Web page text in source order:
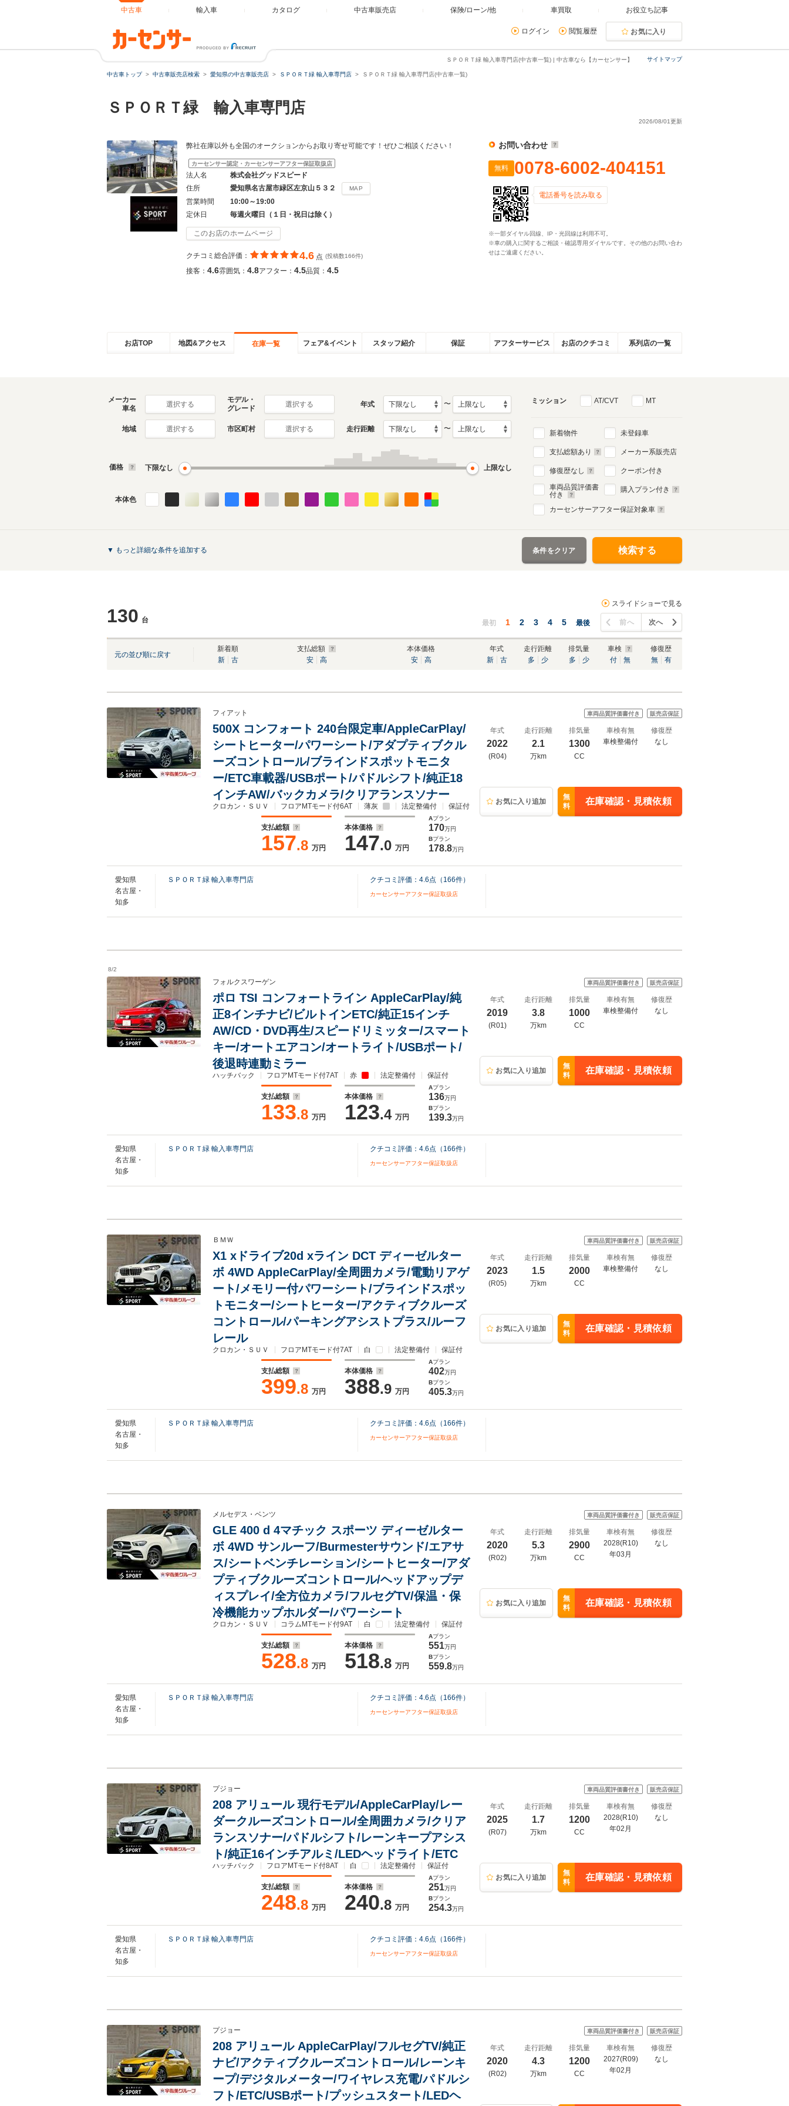
中古車 輸入車 カタログ 中古車販売店 保険/ローン/他 車買取 お役立ち記事
ログイン 閲覧履歴 お気に入り
サイトマップ
ＳＰＯＲＴ緑 輸入車専門店(中古車一覧) | 中古車なら【カーセンサー】
中古車トップ 中古車販売店検索 愛知県の中古車販売店 ＳＰＯＲＴ緑 輸入車専門店 ＳＰＯＲＴ緑 輸入車専門店(中古車一覧)
ＳＰＯＲＴ緑 輸入車専門店
2026/08/01更新
弊社在庫以外も全国のオークションからお取り寄せ可能です！ぜひご相談ください！
カーセンサー認定・カーセンサーアフター保証取扱店
法人名
株式会社グッドスピード
住所
愛知県名古屋市緑区左京山５３２ MAP
営業時間
10:00～19:00
定休日
毎週火曜日（１日・祝日は除く）
このお店のホームページ
クチコミ総合評価： 4.6 点 (投稿数166件)
接客： 4.6雰囲気： 4.8アフター： 4.5品質： 4.5
お問い合わせ
無料 0078-6002-404151
電話番号を読み取る
※一部ダイヤル回線、IP・光回線は利用不可。
※車の購入に関するご相談・確認専用ダイヤルです。その他のお問い合わ
せはご遠慮ください。
お店TOP 地図&アクセス 在庫一覧 フェア&イベント スタッフ紹介 保証 アフターサービス お店のクチコミ 系列店の一覧
メーカー
車名
選択する
モデル・
グレード
選択する 年式 〜
地域 選択する 市区町村 選択する 走行距離 〜
価格 下限なし 上限なし
本体色
ミッション AT/CVT MT
新着物件
支払総額あり
修復歴なし
車両品質評価書
付き
未登録車
メーカー系販売店
クーポン付き
購入プラン付き
カーセンサーアフター保証対象車
▼ もっと詳細な条件を追加する 条件をクリア 検索する
130 台
スライドショーで見る
最初 1 2 3 4 5 最後 前へ 次へ
元の並び順に戻す
新着順
新
古
支払総額
安
高
本体価格
安
高
年式
新
古
走行距離
多
少
排気量
多
少
車検
付
無
修復歴
無
有
フィアット
500X コンフォート 240台限定車/AppleCarPlay/
シートヒーター/パワーシート/アダプティブクル
ーズコントロール/ブラインドスポットモニタ
ー/ETC車載器/USBポート/パドルシフト/純正18
インチAW/バックカメラ/クリアランスソナー
クロカン・ＳＵＶ フロアMTモード付6AT 薄灰 法定整備付 保証付
支払総額
157.8 万円
本体価格
147.0 万円
Aプラン
170万円
Bプラン
178.8万円
車両品質評価書付き 販売店保証
年式
2022
(R04)
走行距離
2.1
万km
排気量
1300
CC
車検有無
車検整備付
修復歴
なし
お気に入り追加
無
料
在庫確認・見積依頼
愛知県
名古屋・
知多
ＳＰＯＲＴ緑 輸入車専門店 クチコミ評価： 4.6点（ 166件）
カーセンサーアフター保証取扱店
8/2
フォルクスワーゲン
ポロ TSI コンフォートライン AppleCarPlay/純
正8インチナビ/ビルトインETC/純正15インチ
AW/CD・DVD再生/スピードリミッター/スマート
キー/オートエアコン/オートライト/USBポート/
後退時連動ミラー
ハッチバック フロアMTモード付7AT 赤 法定整備付 保証付
支払総額
133.8 万円
本体価格
123.4 万円
Aプラン
136万円
Bプラン
139.3万円
車両品質評価書付き 販売店保証
年式
2019
(R01)
走行距離
3.8
万km
排気量
1000
CC
車検有無
車検整備付
修復歴
なし
お気に入り追加
無
料
在庫確認・見積依頼
愛知県
名古屋・
知多
ＳＰＯＲＴ緑 輸入車専門店 クチコミ評価： 4.6点（ 166件）
カーセンサーアフター保証取扱店
ＢＭＷ
X1 xドライブ20d xライン DCT ディーゼルター
ボ 4WD AppleCarPlay/全周囲カメラ/電動リアゲ
ート/メモリー付パワーシート/ブラインドスポッ
トモニター/シートヒーター/アクティブクルーズ
コントロール/パーキングアシストプラス/ルーフ
レール
クロカン・ＳＵＶ フロアMTモード付7AT 白 法定整備付 保証付
支払総額
399.8 万円
本体価格
388.9 万円
Aプラン
402万円
Bプラン
405.3万円
車両品質評価書付き 販売店保証
年式
2023
(R05)
走行距離
1.5
万km
排気量
2000
CC
車検有無
車検整備付
修復歴
なし
お気に入り追加
無
料
在庫確認・見積依頼
愛知県
名古屋・
知多
ＳＰＯＲＴ緑 輸入車専門店 クチコミ評価： 4.6点（ 166件）
カーセンサーアフター保証取扱店
メルセデス・ベンツ
GLE 400 d 4マチック スポーツ ディーゼルター
ボ 4WD サンルーフ/Burmesterサウンド/エアサ
ス/シートベンチレーション/シートヒーター/アダ
プティブクルーズコントロール/ヘッドアップデ
ィスプレイ/全方位カメラ/フルセグTV/保温・保
冷機能カップホルダー/パワーシート
クロカン・ＳＵＶ コラムMTモード付9AT 白 法定整備付 保証付
支払総額
528.8 万円
本体価格
518.8 万円
Aプラン
551万円
Bプラン
559.8万円
車両品質評価書付き 販売店保証
年式
2020
(R02)
走行距離
5.3
万km
排気量
2900
CC
車検有無
2028(R10)
年03月
修復歴
なし
お気に入り追加
無
料
在庫確認・見積依頼
愛知県
名古屋・
知多
ＳＰＯＲＴ緑 輸入車専門店 クチコミ評価： 4.6点（ 166件）
カーセンサーアフター保証取扱店
プジョー
208 アリュール 現行モデル/AppleCarPlay/レー
ダークルーズコントロール/全周囲カメラ/クリア
ランスソナー/パドルシフト/レーンキープアシス
ト/純正16インチアルミ/LEDヘッドライト/ETC
ハッチバック フロアMTモード付8AT 白 法定整備付 保証付
支払総額
248.8 万円
本体価格
240.8 万円
Aプラン
251万円
Bプラン
254.3万円
車両品質評価書付き 販売店保証
年式
2025
(R07)
走行距離
1.7
万km
排気量
1200
CC
車検有無
2028(R10)
年02月
修復歴
なし
お気に入り追加
無
料
在庫確認・見積依頼
愛知県
名古屋・
知多
ＳＰＯＲＴ緑 輸入車専門店 クチコミ評価： 4.6点（ 166件）
カーセンサーアフター保証取扱店
プジョー
208 アリュール AppleCarPlay/フルセグTV/純正
ナビ/アクティブクルーズコントロール/レーンキ
ープ/デジタルメーター/ワイヤレス充電/パドルシ
フト/ETC/USBポート/プッシュスタート/LEDヘ
車両品質評価書付き 販売店保証
年式
2020
(R02)
走行距離
4.3
万km
排気量
1200
CC
車検有無
2027(R09)
年02月
修復歴
なし